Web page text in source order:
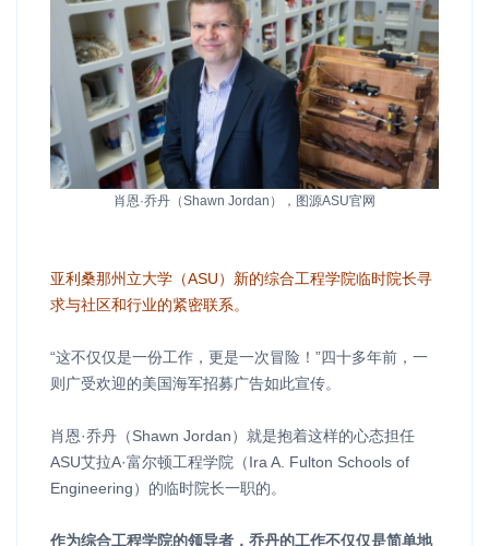
肖恩·乔丹（Shawn Jordan），图源ASU官网
亚利桑那州立大学（ASU）新的综合工程学院临时院长寻
求与社区和行业的紧密联系。
“这不仅仅是一份工作，更是一次冒险！”四十多年前，一
则广受欢迎的美国海军招募广告如此宣传。
肖恩·乔丹（Shawn Jordan）就是抱着这样的心态担任
ASU艾拉A·富尔顿工程学院（Ira A. Fulton Schools of
Engineering）的临时院长一职的。
作为综合工程学院的领导者，乔丹的工作不仅仅是简单地